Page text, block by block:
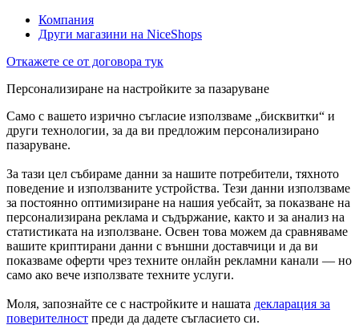
Компания
Други магазини на NiceShops
Откажете се от договора тук
Персонализиране на настройките за пазаруване
Само с вашето изрично съгласие използваме „бисквитки“ и
други технологии, за да ви предложим персонализирано
пазаруване.
За тази цел събираме данни за нашите потребители, тяхното
поведение и използваните устройства. Тези данни използваме
за постоянно оптимизиране на нашия уебсайт, за показване на
персонализирана реклама и съдържание, както и за анализ на
статистиката на използване. Освен това можем да сравняваме
вашите криптирани данни с външни доставчици и да ви
показваме оферти чрез техните онлайн рекламни канали — но
само ако вече използвате техните услуги.
Моля, запознайте се с настройките и нашата декларация за
поверителност преди да дадете съгласието си.